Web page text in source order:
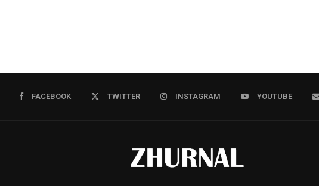
FACEBOOK TWITTER INSTAGRAM YOUTUBE